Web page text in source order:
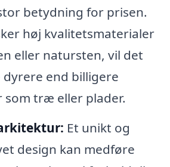
betydning for prisen.
høj kvalitetsmaterialer
eller natursten, vil det
end billigere
som træ eller plader.
Et unikt og
design kan medføre